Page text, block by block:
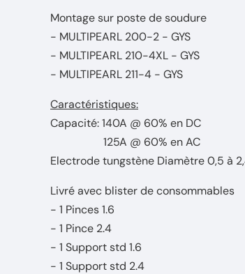
Montage sur poste de soudure
- MULTIPEARL 200-2 - GYS
- MULTIPEARL 210-4XL - GYS
- MULTIPEARL 211-4 - GYS
Caractéristiques:
Capacité: 140A @ 60% en DC
125A @ 60% en AC
Electrode tungstène Diamètre 0,5 à
Livré avec blister de consommables
- 1 Pinces 1.6
- 1 Pince 2.4
- 1 Support std 1.6
- 1 Support std 2.4